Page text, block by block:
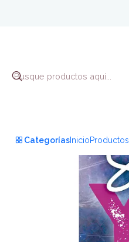
Categorías InicioProductos